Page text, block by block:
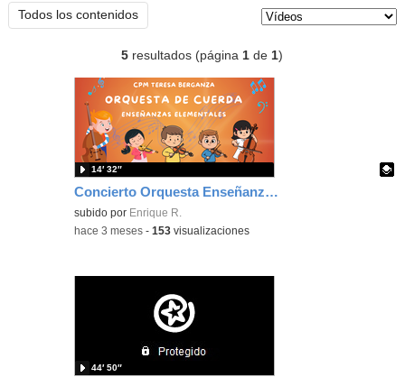
Todos los contenidos
5 resultados (página1 de1)
Concierto Orquesta Enseñanzas Elementales CPM "Teresa Berganza"
Contenido educativo.
subido por Enrique R.
14′ 32″
-hace 3 meses -153 visualizaciones
44′ 50″